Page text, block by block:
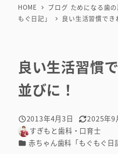
HOME ブログ ためになる歯
もぐ日記」
良い生活習慣でき
良い生活習慣
並びに！
投稿日
2013年4月3日
更新日
2025年9
著
者
すぎもと歯科・口育士
カテゴリー
赤ちゃん歯科「もぐもぐ日